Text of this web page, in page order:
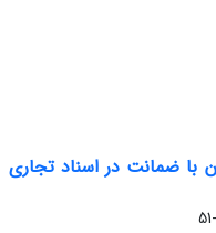
ضمانت در اسناد تجاری